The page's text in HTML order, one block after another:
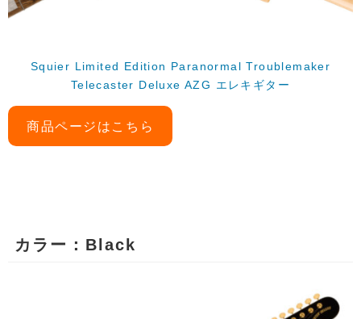
Squier Limited Edition Paranormal Troublemaker
Telecaster Deluxe AZG エレキギター
商品ページはこちら
カラー：Black